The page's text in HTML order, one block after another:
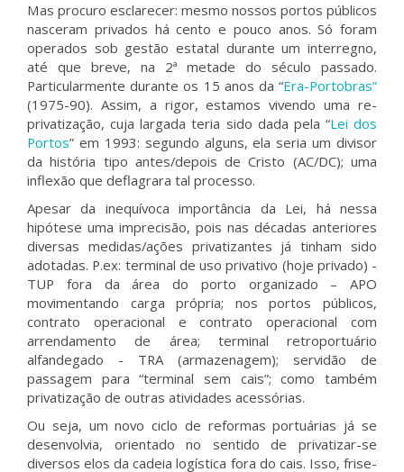
Mas procuro esclarecer: mesmo nossos portos públicos
nasceram privados há cento e pouco anos. Só foram
operados sob gestão estatal durante um interregno,
até que breve, na 2ª metade do século passado.
Particularmente durante os 15 anos da “Era-Portobras”
(1975-90). Assim, a rigor, estamos vivendo uma re-
privatização, cuja largada teria sido dada pela “Lei dos
Portos” em 1993: segundo alguns, ela seria um divisor
da história tipo antes/depois de Cristo (AC/DC); uma
inflexão que deflagrara tal processo.
Apesar da inequívoca importância da Lei, há nessa
hipótese uma imprecisão, pois nas décadas anteriores
diversas medidas/ações privatizantes já tinham sido
adotadas. P.ex: terminal de uso privativo (hoje privado) -
TUP fora da área do porto organizado – APO
movimentando carga própria; nos portos públicos,
contrato operacional e contrato operacional com
arrendamento de área; terminal retroportuário
alfandegado - TRA (armazenagem); servidão de
passagem para “terminal sem cais”; como também
privatização de outras atividades acessórias.
Ou seja, um novo ciclo de reformas portuárias já se
desenvolvia, orientado no sentido de privatizar-se
diversos elos da cadeia logística fora do cais. Isso, frise-